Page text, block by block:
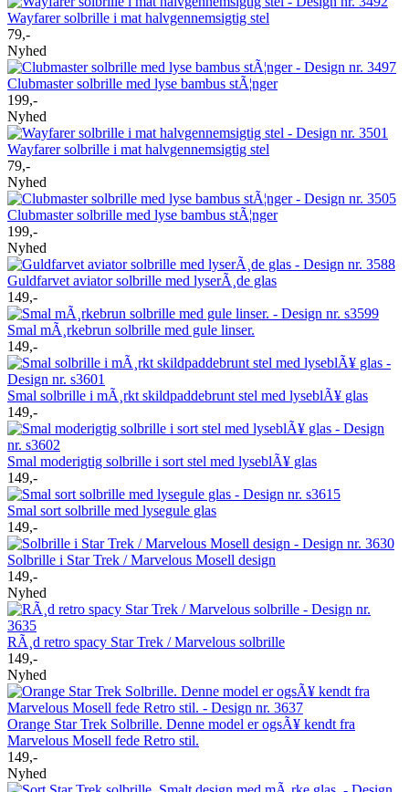
Wayfarer solbrille i mat halvgennemsigtig stel
79,-
Nyhed
Clubmaster solbrille med lyse bambus stÃ¦nger
199,-
Nyhed
Wayfarer solbrille i mat halvgennemsigtig stel
79,-
Nyhed
Clubmaster solbrille med lyse bambus stÃ¦nger
199,-
Nyhed
Guldfarvet aviator solbrille med lyserÃ¸de glas
149,-
Smal mÃ¸rkebrun solbrille med gule linser.
149,-
Smal solbrille i mÃ¸rkt skildpaddebrunt stel med lyseblÃ¥ glas
149,-
Smal moderigtig solbrille i sort stel med lyseblÃ¥ glas
149,-
Smal sort solbrille med lysegule glas
149,-
Solbrille i Star Trek / Marvelous Mosell design
149,-
Nyhed
RÃ¸d retro spacy Star Trek / Marvelous solbrille
149,-
Nyhed
Orange Star Trek Solbrille. Denne model er ogsÃ¥ kendt fra
Marvelous Mosell fede Retro stil.
149,-
Nyhed